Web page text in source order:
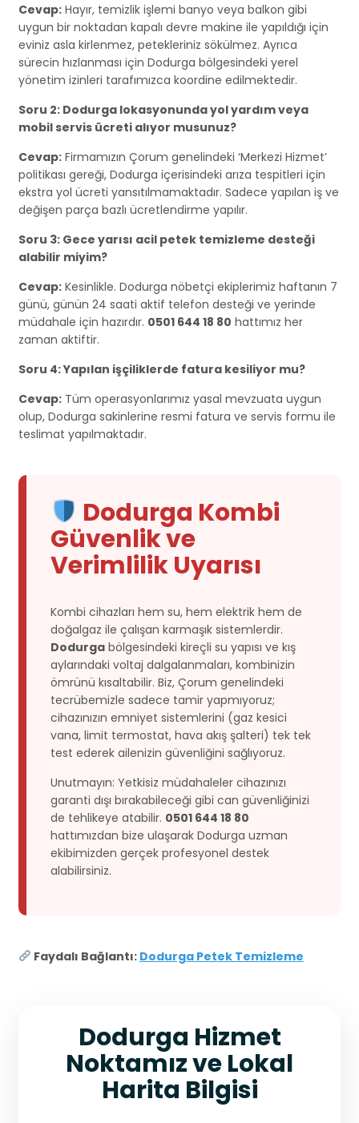
Cevap: Hayır, temizlik işlemi banyo veya balkon gibi
uygun bir noktadan kapalı devre makine ile yapıldığı için
eviniz asla kirlenmez, petekleriniz sökülmez. Ayrıca
sürecin hızlanması için Dodurga bölgesindeki yerel
yönetim izinleri tarafımızca koordine edilmektedir.
Soru 2: Dodurga lokasyonunda yol yardım veya
mobil servis ücreti alıyor musunuz?
Cevap: Firmamızın Çorum genelindeki ‘Merkezi Hizmet’
politikası gereği, Dodurga içerisindeki arıza tespitleri için
ekstra yol ücreti yansıtılmamaktadır. Sadece yapılan iş ve
değişen parça bazlı ücretlendirme yapılır.
Soru 3: Gece yarısı acil petek temizleme desteği
alabilir miyim?
Cevap: Kesinlikle. Dodurga nöbetçi ekiplerimiz haftanın 7
günü, günün 24 saati aktif telefon desteği ve yerinde
müdahale için hazırdır. 0501 644 18 80 hattımız her
zaman aktiftir.
Soru 4: Yapılan işçiliklerde fatura kesiliyor mu?
Cevap: Tüm operasyonlarımız yasal mevzuata uygun
olup, Dodurga sakinlerine resmi fatura ve servis formu ile
teslimat yapılmaktadır.
Dodurga Kombi
Güvenlik ve
Verimlilik Uyarısı
Kombi cihazları hem su, hem elektrik hem de
doğalgaz ile çalışan karmaşık sistemlerdir.
Dodurga bölgesindeki kireçli su yapısı ve kış
aylarındaki voltaj dalgalanmaları, kombinizin
ömrünü kısaltabilir. Biz, Çorum genelindeki
tecrübemizle sadece tamir yapmıyoruz;
cihazınızın emniyet sistemlerini (gaz kesici
vana, limit termostat, hava akış şalteri) tek tek
test ederek ailenizin güvenliğini sağlıyoruz.
Unutmayın: Yetkisiz müdahaleler cihazınızı
garanti dışı bırakabileceği gibi can güvenliğinizi
de tehlikeye atabilir. 0501 644 18 80
hattımızdan bize ulaşarak Dodurga uzman
ekibimizden gerçek profesyonel destek
alabilirsiniz.
Faydalı Bağlantı: Dodurga Petek Temizleme
Dodurga Hizmet
Noktamız ve Lokal
Harita Bilgisi